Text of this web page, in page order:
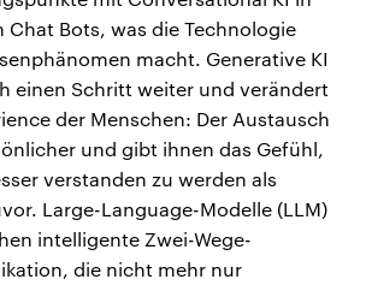
Chat Bots, was die Technologie
macht. Generative KI
einen Schritt weiter und verändert
der Menschen: Der Austausch
und gibt ihnen das Gefühl,
verstanden zu werden als
Large-Language-Modelle (LLM)
intelligente Zwei-Wege-
die nicht mehr nur